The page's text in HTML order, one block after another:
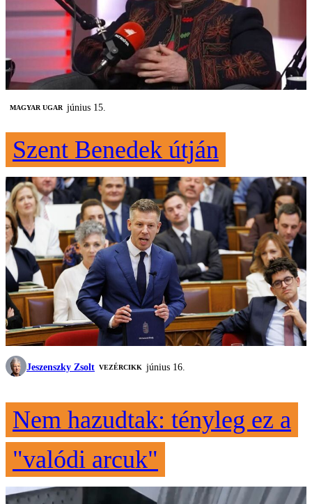
MAGYAR UGAR június 15.
Szent Benedek útján
Jeszenszky Zsolt VEZÉRCIKK június 16.
Nem hazudtak: tényleg ez a
"valódi arcuk"